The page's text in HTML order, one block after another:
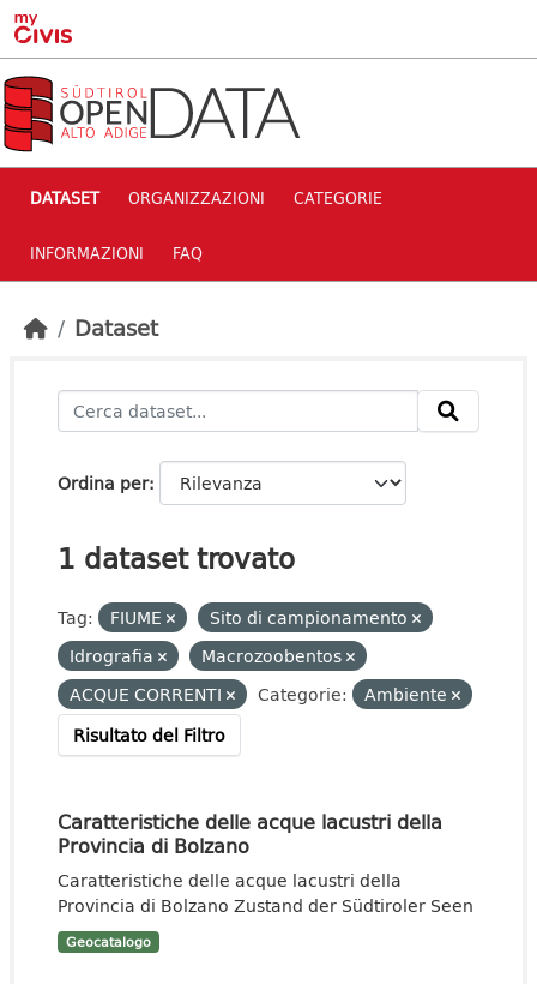
Skip to main content
DATASET ORGANIZZAZIONI CATEGORIE
INFORMAZIONI FAQ
Dataset
Ordina per
1 dataset trovato
Tag: FIUME
Sito di campionamento
Idrografia
Macrozoobentos
ACQUE CORRENTI
Categorie:
Ambiente
Risultato del Filtro
Caratteristiche delle acque lacustri della
Provincia di Bolzano
Caratteristiche delle acque lacustri della
Provincia di Bolzano Zustand der Südtiroler Seen
Geocatalogo